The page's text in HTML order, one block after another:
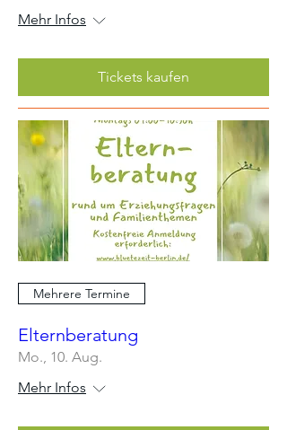
Mehr Infos
Tickets kaufen
Mehrere Termine
Elternberatung
Mo., 10. Aug.
Mehr Infos